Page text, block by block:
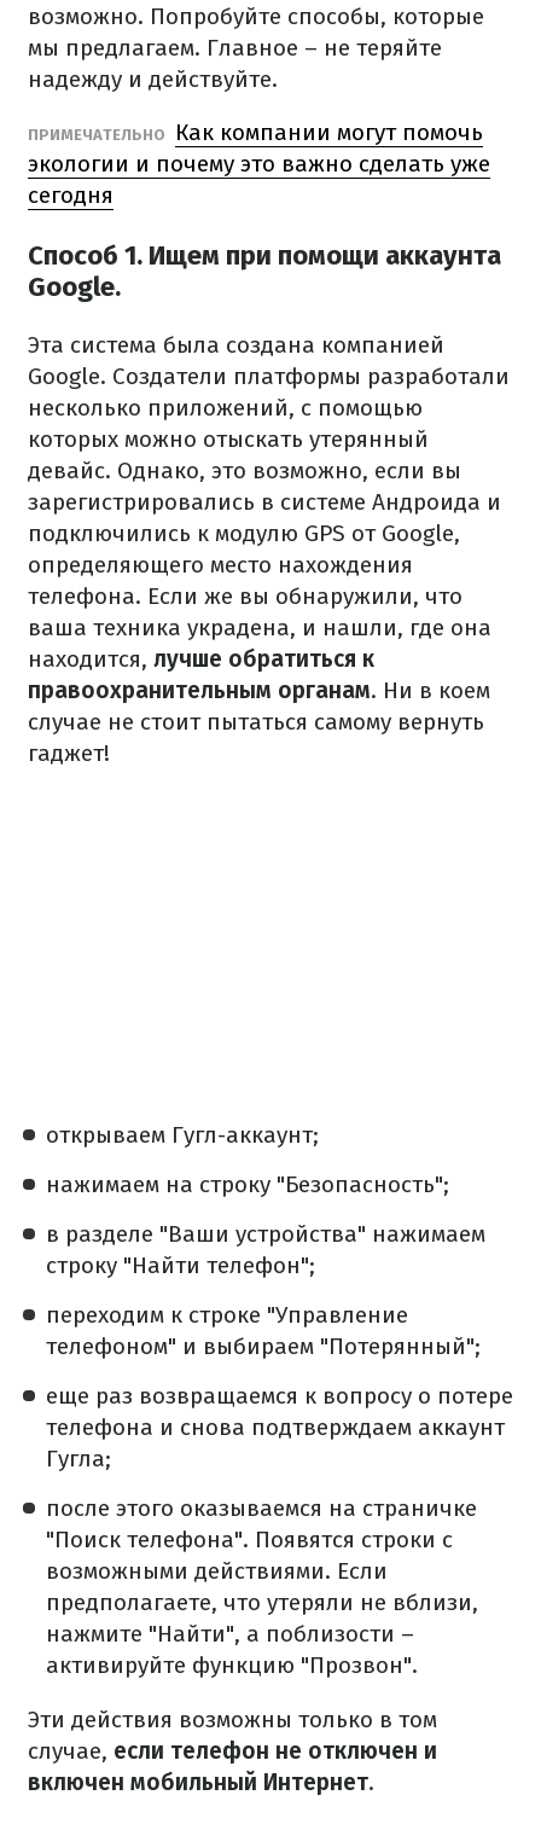
возможно. Попробуйте способы, которые
мы предлагаем. Главное – не теряйте
надежду и действуйте.
ПРИМЕЧАТЕЛЬНО
Как компании могут помочь
экологии и почему это важно сделать уже
сегодня
Способ 1. Ищем при помощи аккаунта
Goоgle.
Эта система была создана компанией
Google. Создатели платформы разработали
несколько приложений, с помощью
которых можно отыскать утерянный
девайс. Однако, это возможно, если вы
зарегистрировались в системе Андроида и
подключились к модулю GPS от Google,
определяющего место нахождения
телефона. Если же вы обнаружили, что
ваша техника украдена, и нашли, где она
находится, лучше обратиться к
правоохранительным органам. Ни в коем
случае не стоит пытаться самому вернуть
гаджет!
открываем Гугл-аккаунт;
нажимаем на строку "Безопасность";
в разделе "Ваши устройства" нажимаем
строку "Найти телефон";
переходим к строке "Управление
телефоном" и выбираем "Потерянный";
еще раз возвращаемся к вопросу о потере
телефона и снова подтверждаем аккаунт
Гугла;
после этого оказываемся на страничке
"Поиск телефона". Появятся строки с
возможными действиями. Если
предполагаете, что утеряли не вблизи,
нажмите "Найти", а поблизости –
активируйте функцию "Прозвон".
Эти действия возможны только в том
случае, если телефон не отключен и
включен мобильный Интернет.